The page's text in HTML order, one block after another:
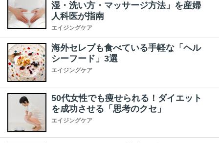
湿・洗い方・マッサージ方法」を産婦
人科医が指南
エイジングケア
海外セレブも食べている手軽な「ヘル
シーフード」3選
エイジングケア
50代女性でも痩せられる！ダイエット
を成功させる「思考のクセ」
エイジングケア